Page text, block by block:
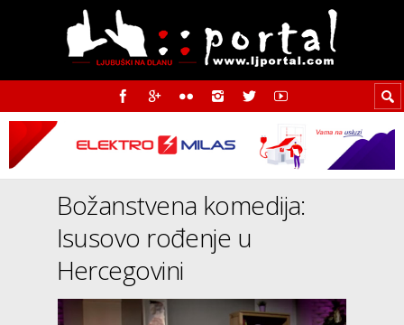
Božanstvena komedija:
Isusovo rođenje u
Hercegovini